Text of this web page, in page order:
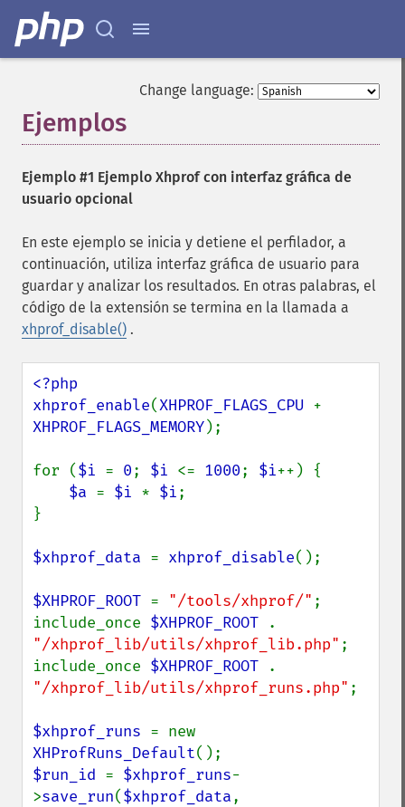
Change language:
Ejemplos
Ejemplo #1 Ejemplo Xhprof con interfaz gráfica de
usuario opcional
En este ejemplo se inicia y detiene el perfilador, a
continuación, utiliza interfaz gráfica de usuario para
guardar y analizar los resultados. En otras palabras, el
código de la extensión se termina en la llamada a
xhprof_disable() .
<?php
xhprof_enable(XHPROF_FLAGS_CPU
XHPROF_FLAGS_MEMORY);
for ($i = 0; $i <= 1000; $i++) {
$a = $i * $i;
}
$xhprof_data = xhprof_disable();
$XHPROF_ROOT = "/tools/xhprof/" ;
include_once $XHPROF_ROOT
"/xhprof_lib/utils/xhprof_lib.php" ;
include_once $XHPROF_ROOT
"/xhprof_lib/utils/xhprof_runs.php" ;
$xhprof_runs
XHProfRuns_Default
$run_id = $xhprof_runs-
>save_run($xhprof_data